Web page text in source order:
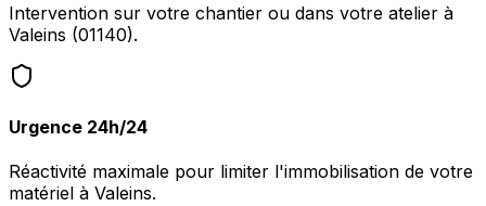
Intervention sur votre chantier ou dans votre atelier à
Valeins (01140).
Urgence 24h/24
Réactivité maximale pour limiter l'immobilisation de votre
matériel à Valeins.